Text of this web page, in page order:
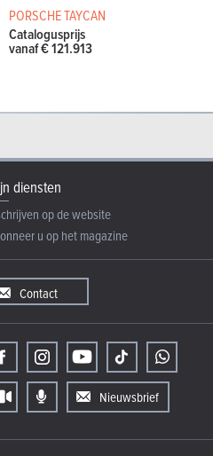
PORSCHE TAYCAN
Catalogusprijs
vanaf € 121.913
diensten
op de website
u op het magazine
Contact
Nieuwsbrief